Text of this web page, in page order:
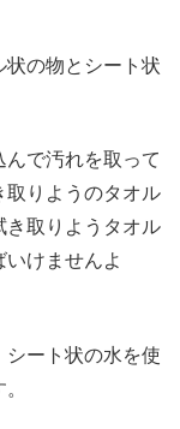
状の物とシート状
で汚れを取って
取りようのタオル
き取りようタオル
けませんよ
シート状の水を使